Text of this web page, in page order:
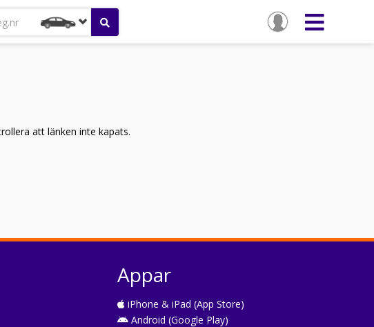
att länken inte kapats.
Appar
iPhone & iPad (App Store)
Android (Google Play)